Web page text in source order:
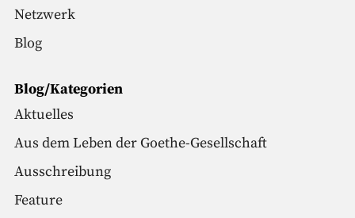
Netzwerk
Blog
Blog/Kategorien
Aktuelles
Aus dem Leben der Goethe-Gesellschaft
Ausschreibung
Feature